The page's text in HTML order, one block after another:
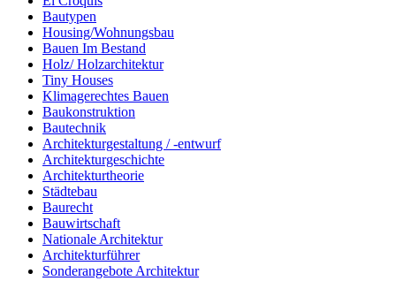
Bautypen
Housing/Wohnungsbau
Bauen Im Bestand
Holz/ Holzarchitektur
Tiny Houses
Klimagerechtes Bauen
Baukonstruktion
Bautechnik
Architekturgestaltung / -entwurf
Architekturgeschichte
Architekturtheorie
Städtebau
Baurecht
Bauwirtschaft
Nationale Architektur
Architekturführer
Sonderangebote Architektur